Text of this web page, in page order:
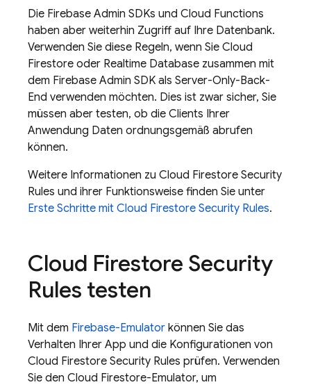
Die Firebase Admin SDKs und Cloud Functions
haben aber weiterhin Zugriff auf Ihre Datenbank.
Verwenden Sie diese Regeln, wenn Sie Cloud
Firestore oder Realtime Database zusammen mit
dem Firebase Admin SDK als Server-Only-Back-
End verwenden möchten. Dies ist zwar sicher, Sie
müssen aber testen, ob die Clients Ihrer
Anwendung Daten ordnungsgemäß abrufen
können.
Weitere Informationen zu Cloud Firestore Security
Rules und ihrer Funktionsweise finden Sie unter
Erste Schritte mit Cloud Firestore Security Rules.
Cloud Firestore Security
Rules testen
Mit dem Firebase-Emulator können Sie das
Verhalten Ihrer App und die Konfigurationen von
Cloud Firestore Security Rules prüfen. Verwenden
Sie den Cloud Firestore-Emulator, um